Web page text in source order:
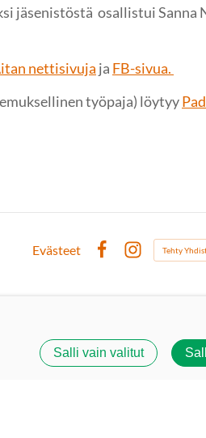
jäsenistöstä osallistui Sanna
nettisivuja ja FB-sivua.
työpaja) löytyy
Evästeet
Instagram
Tehty
Salli vain valitut